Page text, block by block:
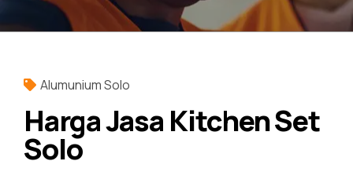
Alumunium Solo
Harga Jasa Kitchen Set
Solo